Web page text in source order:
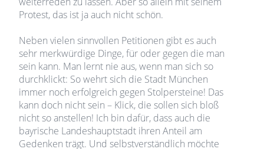
Protest, das ist ja auch nicht schön.
Neben vielen sinnvollen Petitionen gibt es auch
sehr merkwürdige Dinge, für oder gegen die man
sein kann. Man lernt nie aus, wenn man sich so
durchklickt: So wehrt sich die Stadt München
immer noch erfolgreich gegen Stolpersteine! Das
kann doch nicht sein – Klick, die sollen sich bloß
nicht so anstellen! Ich bin dafür, dass auch die
bayrische Landeshauptstadt ihren Anteil am
Gedenken trägt. Und selbstverständlich möchte